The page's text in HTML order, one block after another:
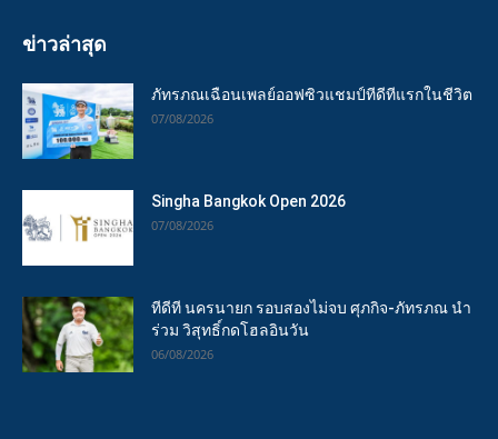
ข่าวล่าสุด
ภัทรภณเฉือนเพลย์ออฟซิวแชมป์ทีดีทีแรกในชีวิต
07/08/2026
Singha Bangkok Open 2026
07/08/2026
ทีดีที นครนายก รอบสองไม่จบ ศุภกิจ-ภัทรภณ นำ
ร่วม วิสุทธิ์กดโฮลอินวัน
06/08/2026